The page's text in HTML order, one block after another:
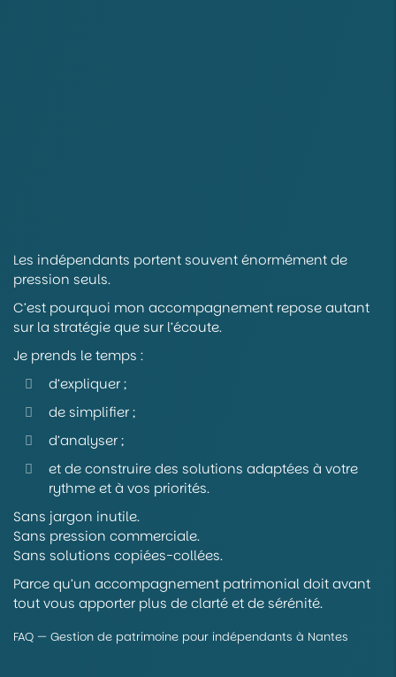
Les indépendants portent souvent énormément de
pression seuls.
C’est pourquoi mon accompagnement repose autant
sur la stratégie que sur l’écoute.
Je prends le temps :
d’expliquer ;
de simplifier ;
d’analyser ;
et de construire des solutions adaptées à votre
rythme et à vos priorités.
Sans jargon inutile.
Sans pression commerciale.
Sans solutions copiées-collées.
Parce qu’un accompagnement patrimonial doit avant
tout vous apporter plus de clarté et de sérénité.
FAQ — Gestion de patrimoine pour indépendants à Nantes